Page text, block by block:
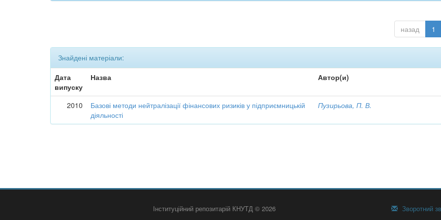
назад 1
Знайдені матеріали:
Дата
випуску
Назва Автор(и)
2010
Базові методи нейтралізації фінансових ризиків у підприємницькій
діяльності
Пузирьова, П. В.
Інституційний репозитарій КНУТД © 2026 Зворотний